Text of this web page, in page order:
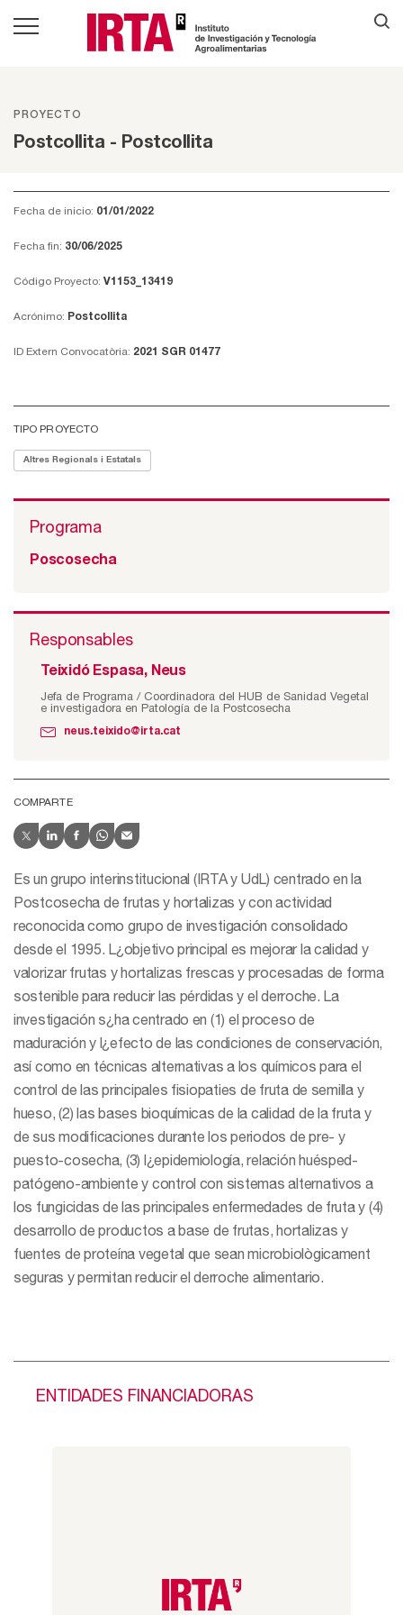
PROYECTO
Postcollita - Postcollita
Fecha de inicio: 01/01/2022
Fecha fin: 30/06/2025
Código Proyecto: V1153_13419
Acrónimo: Postcollita
ID Extern Convocatòria: 2021 SGR 01477
TIPO PROYECTO
Altres Regionals i Estatals
Programa
Poscosecha
Responsables
Teixidó Espasa, Neus
Jefa de Programa / Coordinadora del HUB de Sanidad Vegetal
e investigadora en Patología de la Postcosecha
neus.teixido@irta.cat
COMPARTE
Es un grupo interinstitucional (IRTA y UdL) centrado en la
Postcosecha de frutas y hortalizas y con actividad
reconocida como grupo de investigación consolidado
desde el 1995. L¿objetivo principal es mejorar la calidad y
valorizar frutas y hortalizas frescas y procesadas de forma
sostenible para reducir las pérdidas y el derroche. La
investigación s¿ha centrado en (1) el proceso de
maduración y l¿efecto de las condiciones de conservación,
así como en técnicas alternativas a los químicos para el
control de las principales fisiopaties de fruta de semilla y
hueso, (2) las bases bioquímicas de la calidad de la fruta y
de sus modificaciones durante los periodos de pre- y
puesto-cosecha, (3) l¿epidemiología, relación huésped-
patógeno-ambiente y control con sistemas alternativos a
los fungicidas de las principales enfermedades de fruta y (4)
desarrollo de productos a base de frutas, hortalizas y
fuentes de proteína vegetal que sean microbiològicament
seguras y permitan reducir el derroche alimentario.
ENTIDADES FINANCIADORAS